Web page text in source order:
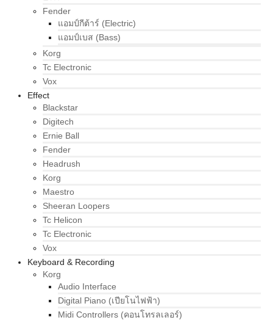
Fender
แอมป์กีต้าร์ (Electric)
แอมป์เบส (Bass)
Korg
Tc Electronic
Vox
Effect
Blackstar
Digitech
Ernie Ball
Fender
Headrush
Korg
Maestro
Sheeran Loopers
Tc Helicon
Tc Electronic
Vox
Keyboard & Recording
Korg
Audio Interface
Digital Piano (เปียโนไฟฟ้า)
Midi Controllers (คอนโทรลเลอร์)